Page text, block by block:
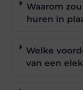
Waarom
huren in
Welke
van een